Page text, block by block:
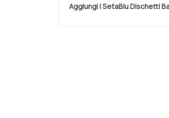
Aggiungi i SetaBlu Dischetti